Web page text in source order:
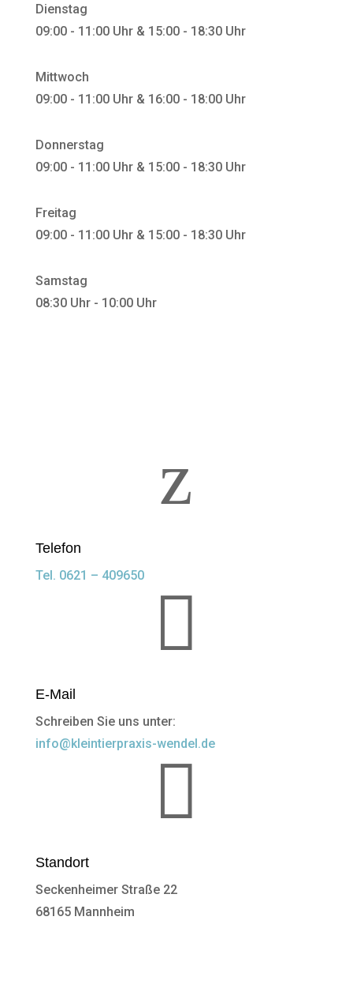
Dienstag
09:00 - 11:00 Uhr & 15:00 - 18:30 Uhr
Mittwoch
09:00 - 11:00 Uhr & 16:00 - 18:00 Uhr
Donnerstag
09:00 - 11:00 Uhr & 15:00 - 18:30 Uhr
Freitag
09:00 - 11:00 Uhr & 15:00 - 18:30 Uhr
Samstag
08:30 Uhr - 10:00 Uhr
z
Telefon
Tel. 0621 – 409650

E-Mail
Schreiben Sie uns unter:
info@kleintierpraxis-wendel.de

Standort
Seckenheimer Straße 22
68165 Mannheim